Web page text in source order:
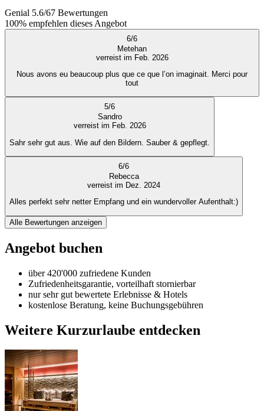
Genial 5.6/67 Bewertungen
100% empfehlen dieses Angebot
6/6
Metehan
verreist im Feb. 2026
Nous avons eu beaucoup plus que ce que l’on imaginait. Merci pour
tout
5/6
Sandro
verreist im Feb. 2026
Sahr sehr gut aus. Wie auf den Bildern. Sauber & gepflegt.
6/6
Rebecca
verreist im Dez. 2024
Alles perfekt sehr netter Empfang und ein wundervoller Aufenthalt:)
Alle Bewertungen anzeigen
Angebot buchen
über 420'000 zufriedene Kunden
Zufriedenheitsgarantie, vorteilhaft stornierbar
nur sehr gut bewertete Erlebnisse & Hotels
kostenlose Beratung, keine Buchungsgebühren
Weitere Kurzurlaube entdecken